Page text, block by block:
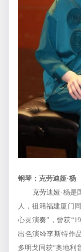
钢琴：克劳迪娅·杨
克劳迪娅·杨是国
人，祖籍福建厦门
心灵演奏”，曾获
出色演绎李斯特作
多明戈同获“奥地利